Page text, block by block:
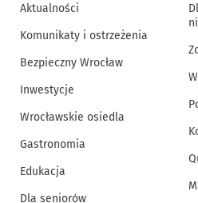
Aktualności
Komunikaty i ostrzeżenia
Bezpieczny Wrocław
Inwestycje
Wrocławskie osiedla
Gastronomia
Edukacja
Dla seniorów